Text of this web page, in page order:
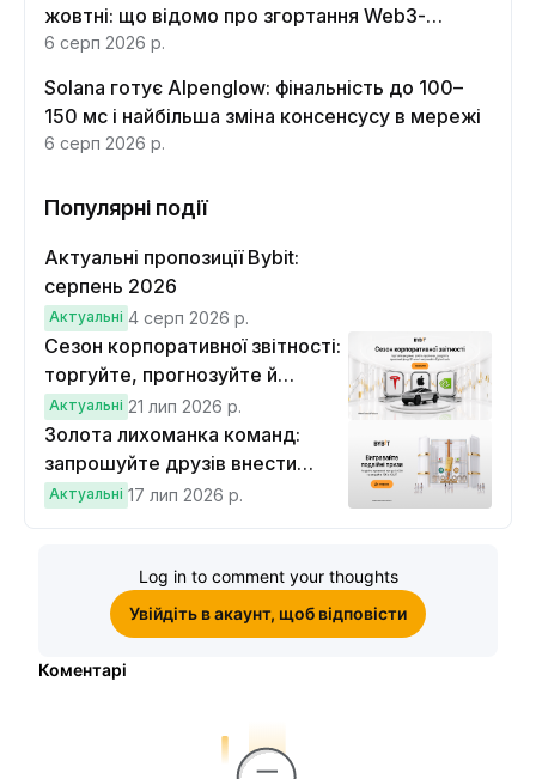
жовтні: що відомо про згортання Web3-
функцій
6 серп 2026 р.
Solana готує Alpenglow: фінальність до 100–
150 мс і найбільша зміна консенсусу в мережі
6 серп 2026 р.
Популярні події
Актуальні пропозиції Bybit:
серпень 2026
Актуальні 4 серп 2026 р.
Сезон корпоративної звітності:
торгуйте, прогнозуйте й
вигравайте Cybertruck
Актуальні 21 лип 2026 р.
Золота лихоманка команд:
запрошуйте друзів внести
депозит на $100 і торгувати на
Актуальні 17 лип 2026 р.
Log in to comment your thoughts
Увійдіть в акаунт, щоб відповісти
Коментарі